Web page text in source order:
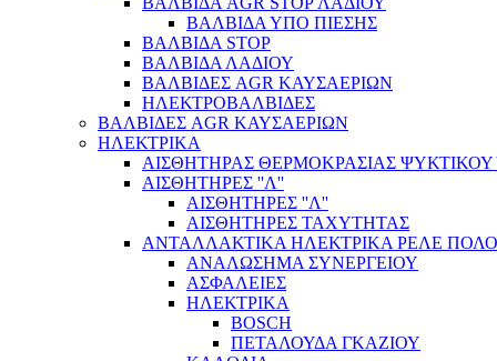
ΒΑΛΒΙΔΑ ΥΠΟ ΠΙΕΣΗΣ
ΒΑΛΒΙΔΑ STOP
ΒΑΛΒΙΔΑ ΛΑΔΙΟΥ
ΒΑΛΒΙΔΕΣ AGR ΚΑΥΣΑΕΡΙΩΝ
ΗΛΕΚΤΡΟΒΑΛΒΙΔΕΣ
ΒΑΛΒΙΔΕΣ AGR ΚΑΥΣΑΕΡΙΩΝ
ΗΛΕΚΤΡΙΚΑ
ΑΙΣΘΗΤΗΡΑΣ ΘΕΡΜΟΚΡΑΣΙΑΣ ΨΥΚΤΙΚΟΥ
ΑΙΣΘΗΤΗΡΕΣ ''Λ''
ΑΙΣΘΗΤΗΡEΣ ''Λ''
ΑΙΣΘΗΤΗΡEΣ ΤΑΧΥΤΗΤΑΣ
ΑΝΤΑΛΛΑΚΤΙΚΑ ΗΛΕΚΤΡΙΚΑ ΡΕΛΕ
ΑΝΑΛΩΣΗΜΑ ΣΥΝΕΡΓΕΙΟΥ
ΑΣΦΑΛΕΙΕΣ
ΗΛΕΚΤΡΙΚΑ
BOSCH
ΠΕΤΑΛΟΥΔΑ ΓΚΑΖΙΟΥ